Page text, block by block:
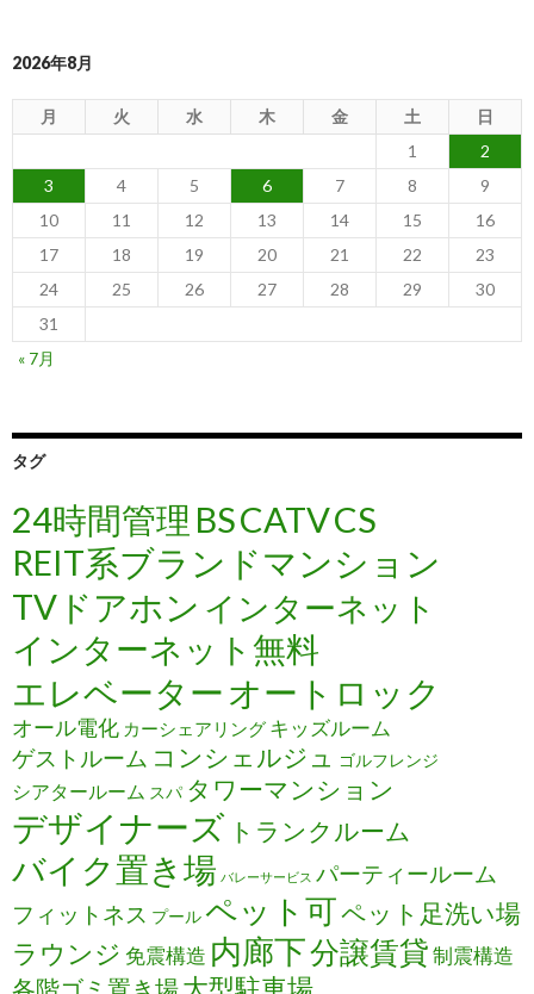
2026年8月
月 火 水 木 金 土
日
1
2
3
4 5 6 7 8
9
10
11 12 13 14 15
16
17
18 19 20 21 22
23
24
25 26 27 28 29
30
31
« 7月
タグ
24時間管理 BSCATVCS
REIT系ブランドマンション
TVドアホン インターネット
インターネット無料
エレベーター オートロック
オール電化 カーシェアリング キッズルーム
ゲストルーム コンシェルジュ ゴルフレンジ
シアタールーム スパ タワーマンション
デザイナーズ トランクルーム
バイク置き場 バレーサービス パーティールーム
フィットネス プールペット可ペット足洗い場
ラウンジ 免震構造 内廊下分譲賃貸制震構造
各階ゴミ置き場大型駐車場